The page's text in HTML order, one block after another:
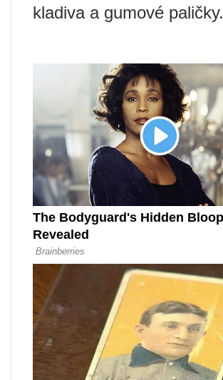
kladiva a gumové paličky.